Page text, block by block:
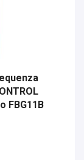
FBG11B